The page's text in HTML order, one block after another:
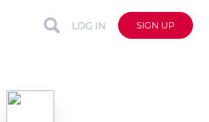
LOG IN SIGN UP